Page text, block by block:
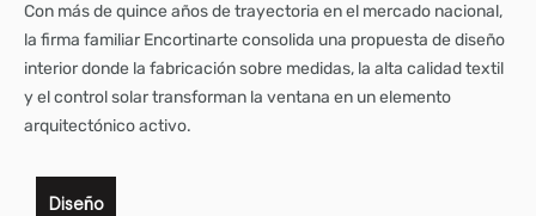
Con más de quince años de trayectoria en el mercado nacional,
la firma familiar Encortinarte consolida una propuesta de diseño
interior donde la fabricación sobre medidas, la alta calidad textil
y el control solar transforman la ventana en un elemento
arquitectónico activo.
Diseño